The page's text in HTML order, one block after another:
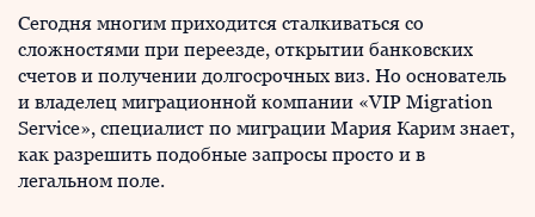
Сегодня многим приходится сталкиваться со
сложностями при переезде, открытии банковских
счетов и получении долгосрочных виз. Но основатель
и владелец миграционной компании «VIP Migration
Service», специалист по миграции Мария Карим знает,
как разрешить подобные запросы просто и в
легальном поле.